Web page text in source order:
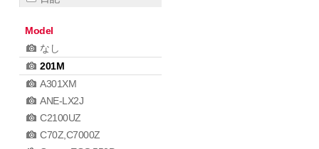
Model
なし
201M
A301XM
ANE-LX2J
C2100UZ
C70Z,C7000Z